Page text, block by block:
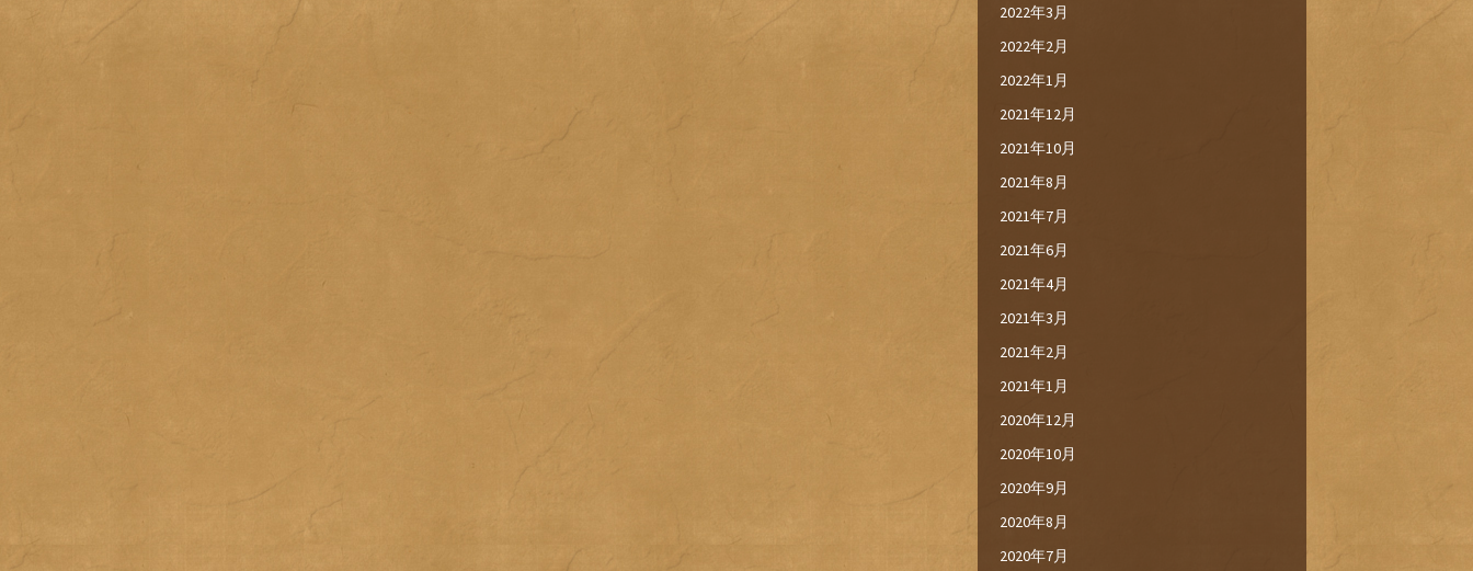
2022年3月
2022年2月
2022年1月
2021年12月
2021年10月
2021年8月
2021年7月
2021年6月
2021年4月
2021年3月
2021年2月
2021年1月
2020年12月
2020年10月
2020年9月
2020年8月
2020年7月